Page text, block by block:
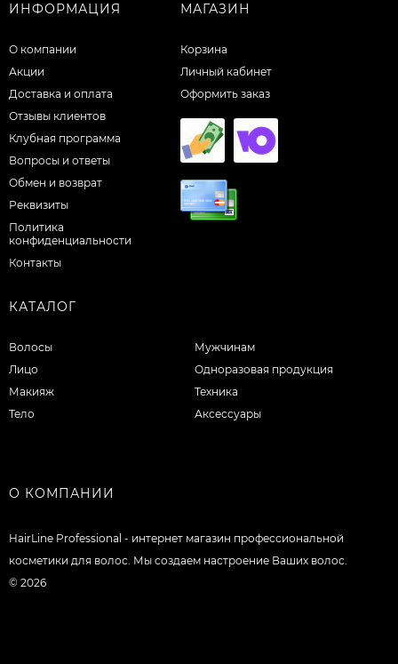
ИНФОРМАЦИЯ
О компании
Акции
Доставка и оплата
Отзывы клиентов
Клубная программа
Вопросы и ответы
Обмен и возврат
Реквизиты
Политика
конфиденциальности
Контакты
МАГАЗИН
Корзина
Личный кабинет
Оформить заказ
КАТАЛОГ
Волосы
Лицо
Макияж
Тело
Мужчинам
Одноразовая продукция
Техника
Аксессуары
О КОМПАНИИ
HairLine Professional - интернет магазин профессиональной
косметики для волос. Мы создаем настроение Ваших волос.
© 2026